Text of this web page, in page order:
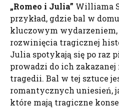
„Romeo i Julia” Williama
przykład, gdzie bal w
kluczowym
rozwinięcia tragicznej
Julia spotykają się po raz
prowadzi do ich zakazanej
tragedii. Bal w tej sztuce
romantycznych uniesień,
które mają tragiczne